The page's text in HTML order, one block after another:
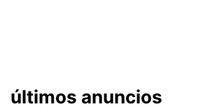
últimos anuncios